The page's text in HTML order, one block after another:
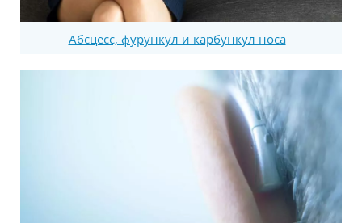
Абсцесс, фурункул и карбункул носа